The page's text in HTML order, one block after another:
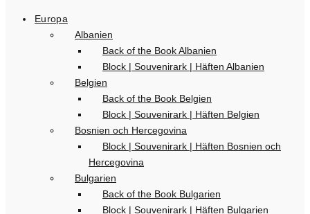
Europa
Albanien
Back of the Book Albanien
Block | Souvenirark | Häften Albanien
Belgien
Back of the Book Belgien
Block | Souvenirark | Häften Belgien
Bosnien och Hercegovina
Block | Souvenirark | Häften Bosnien och
Hercegovina
Bulgarien
Back of the Book Bulgarien
Block | Souvenirark | Häften Bulgarien